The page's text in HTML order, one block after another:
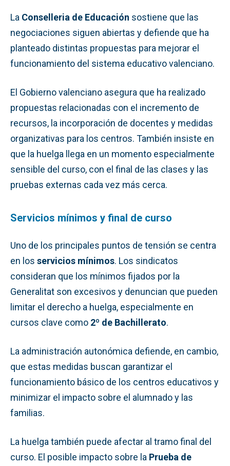
La Conselleria de Educación sostiene que las
negociaciones siguen abiertas y defiende que ha
planteado distintas propuestas para mejorar el
funcionamiento del sistema educativo valenciano.
El Gobierno valenciano asegura que ha realizado
propuestas relacionadas con el incremento de
recursos, la incorporación de docentes y medidas
organizativas para los centros. También insiste en
que la huelga llega en un momento especialmente
sensible del curso, con el final de las clases y las
pruebas externas cada vez más cerca.
Servicios mínimos y final de curso
Uno de los principales puntos de tensión se centra
en los servicios mínimos. Los sindicatos
consideran que los mínimos fijados por la
Generalitat son excesivos y denuncian que pueden
limitar el derecho a huelga, especialmente en
cursos clave como 2º de Bachillerato.
La administración autonómica defiende, en cambio,
que estas medidas buscan garantizar el
funcionamiento básico de los centros educativos y
minimizar el impacto sobre el alumnado y las
familias.
La huelga también puede afectar al tramo final del
curso. El posible impacto sobre la Prueba de